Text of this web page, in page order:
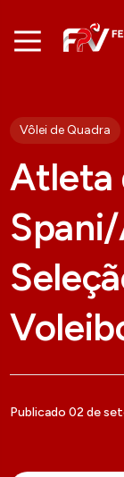
Vôlei de Quadra
Atleta
Publicado 02 de